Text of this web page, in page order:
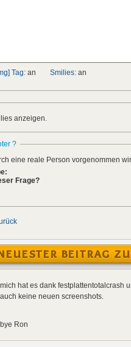
Tag: an Smilies: an
anzeigen.
?
eine reale Person vorgenommen
Frage?
BEITRAG
mich hat es dank festplattentotalcrash
auch keine neuen screenshots.
bye Ron